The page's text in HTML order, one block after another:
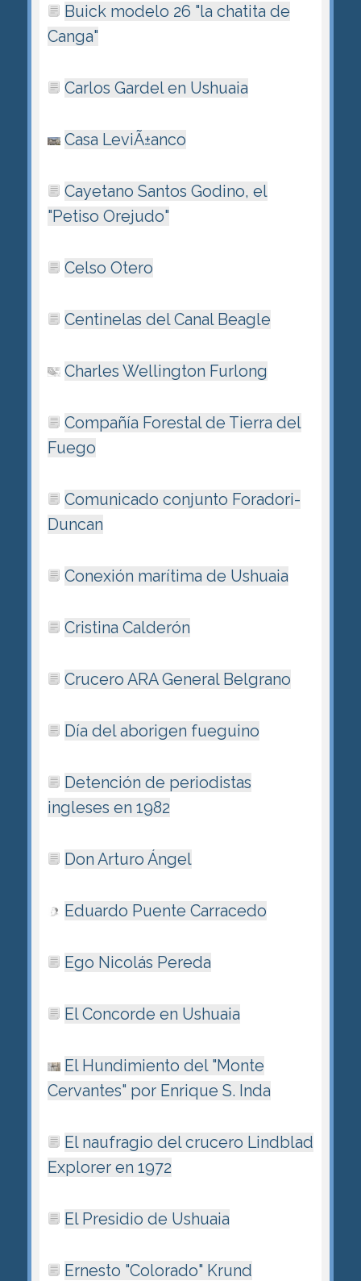
Buick modelo 26 "la chatita de
Canga"
Carlos Gardel en Ushuaia
Casa LeviÃ±anco
Cayetano Santos Godino, el
"Petiso Orejudo"
Celso Otero
Centinelas del Canal Beagle
Charles Wellington Furlong
Compañía Forestal de Tierra del
Fuego
Comunicado conjunto Foradori-
Duncan
Conexión marí­tima de Ushuaia
Cristina Calderón
Crucero ARA General Belgrano
Día del aborigen fueguino
Detención de periodistas
ingleses en 1982
Don Arturo Ángel
Eduardo Puente Carracedo
Ego Nicolás Pereda
El Concorde en Ushuaia
El Hundimiento del "Monte
Cervantes" por Enrique S. Inda
El naufragio del crucero Lindblad
Explorer en 1972
El Presidio de Ushuaia
Ernesto "Colorado" Krund